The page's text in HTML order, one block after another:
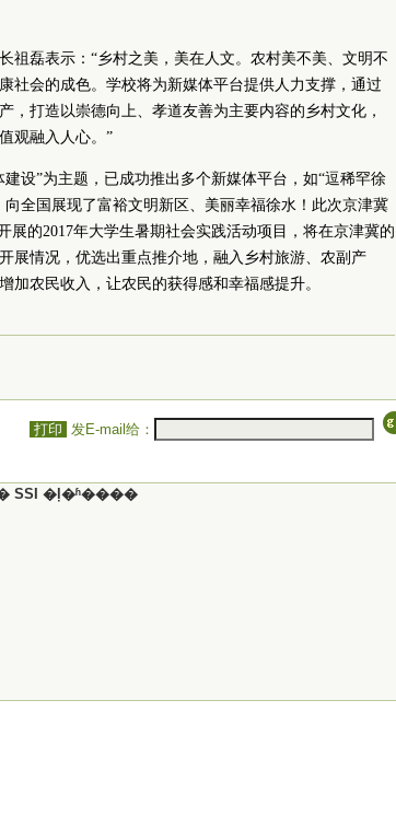
祖磊表示：“乡村之美，美在人文。农村美不美、文明不
社会的成色。学校将为新媒体平台提供人力支撑，通过
，打造以崇德向上、孝道友善为主要内容的乡村文化，
观融入人心。”
设”为主题，已成功推出多个新媒体平台，如“逗稀罕徐
全国展现了富裕文明新区、美丽幸福徐水！此次京津冀
展的2017年大学生暑期社会实践活动项目，将在京津冀的
展情况，优选出重点推介地，融入乡村旅游、农副产
加农民收入，让农民的获得感和幸福感提升。
打印 发E-mail给：
SSI �ļ�ʱ����